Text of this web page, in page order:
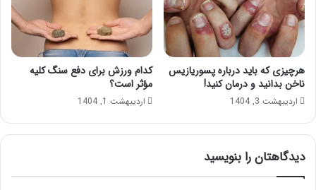
هرچیزی که باید درباره پسوریازیس
ناخن بدانید و درمان کنید!
اردیبهشت 3, 1404
کدام ورزش برای دفع سنگ کلیه
مؤثر است؟
اردیبهشت 1, 1404
دیدگاهتان را بنویسید